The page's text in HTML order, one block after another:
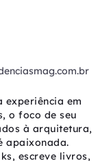
experiência em
o foco de seu
à arquitetura,
apaixonada.
escreve livros,